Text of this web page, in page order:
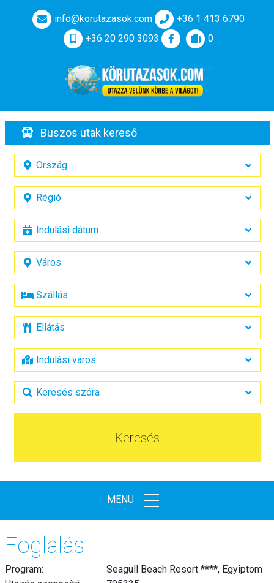
info@korutazasok.com
+36 1 413 6790
+36 20 290 3093
0
Buszos utak kereső
Keresés
MENÜ
Foglalás
Program:
Seagull Beach Resort ****, Egyiptom